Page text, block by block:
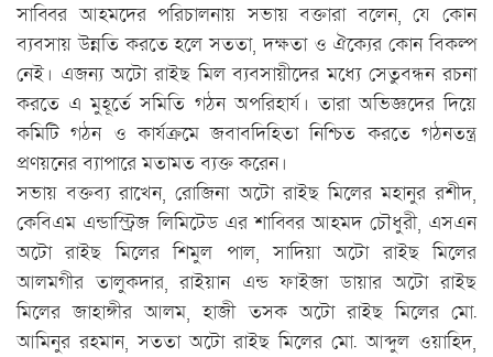
সাব্বির আহমদের পরিচালনায় সভায় বক্তারা বলেন, যে কোন
ব্যবসায় উন্নতি করতে হলে সততা, দক্ষতা ও ঐক্যের কোন বিকল্প
নেই। এজন্য অটো রাইছ মিল ব্যবসায়ীদের মধ্যে সেতুবন্ধন রচনা
করতে এ মুহূর্তে সমিতি গঠন অপরিহার্য। তারা অভিজ্ঞদের দিয়ে
কমিটি গঠন ও কার্যক্রমে জবাবদিহিতা নিশ্চিত করতে গঠনতন্ত্র
প্রণয়নের ব্যাপারে মতামত ব্যক্ত করেন।
সভায় বক্তব্য রাখেন, রোজিনা অটো রাইছ মিলের মহানুর রশীদ,
কেবিএম এন্ডাস্ট্রিজ লিমিটেড এর শাব্বির আহমদ চৌধুরী, এসএন
অটো রাইছ মিলের শিমুল পাল, সাদিয়া অটো রাইছ মিলের
আলমগীর তালুকদার, রাইয়ান এন্ড ফাইজা ডায়ার অটো রাইছ
মিলের জাহাঙ্গীর আলম, হাজী তসক অটো রাইছ মিলের মো.
আমিনুর রহমান, সততা অটো রাইছ মিলের মো. আব্দুল ওয়াহিদ,